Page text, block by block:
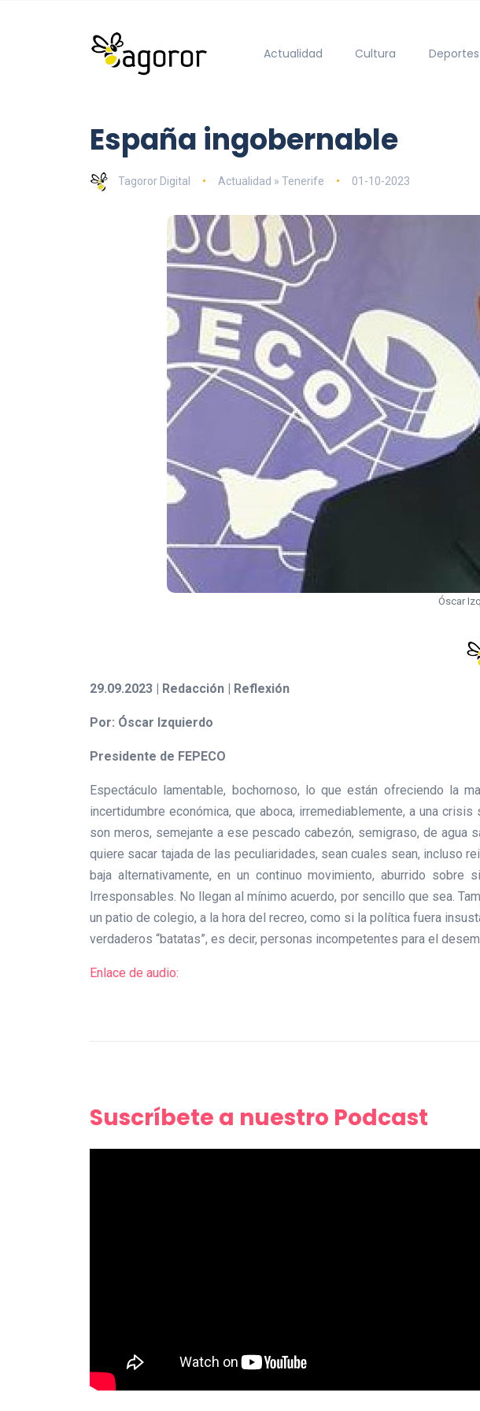
Actualidad Cultura Deportes
España ingobernable
Tagoror Digital Actualidad » Tenerife 01-10-2023
Óscar
29.09.2023 | Redacción | Reflexión
Por: Óscar Izquierdo
Presidente de FEPECO
Espectáculo lamentable, bochornoso, lo que están ofreciendo la
incertidumbre económica, que aboca, irremediablemente, a una
son meros, semejante a ese pescado cabezón, semigraso, de agua
quiere sacar tajada de las peculiaridades, sean cuales sean, incluso
baja alternativamente, en un continuo movimiento, aburrido
Irresponsables. No llegan al mínimo acuerdo, por sencillo que sea.
un patio de colegio, a la hora del recreo, como si la política fuera
verdaderos “batatas”, es decir, personas incompetentes para el
Enlace de audio:
Suscríbete a nuestro Podcast